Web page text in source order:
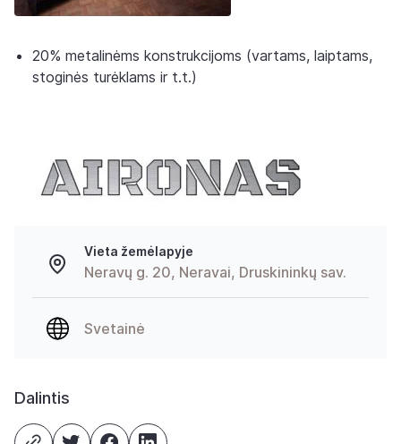
20% metalinėms konstrukcijoms (vartams, laiptams,
stoginės turėklams ir t.t.)
Vieta žemėlapyje
Neravų g. 20, Neravai, Druskininkų sav.
Svetainė
Dalintis